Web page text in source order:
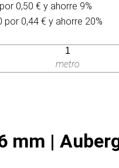
0,50 € y ahorre 9%
por 0,44 € y ahorre 20%
metro
mm |